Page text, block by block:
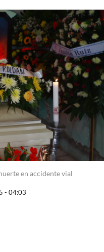
en accidente vial
- 04:03